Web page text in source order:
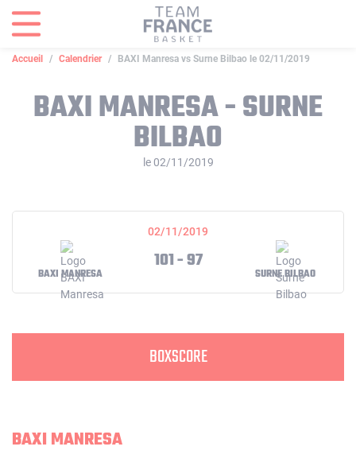
Accueil Calendrier BAXI Manresa vs Surne Bilbao le 02/11/2019
BAXI MANRESA - SURNE
BILBAO
le 02/11/2019
02/11/2019
BAXI MANRESA
101 - 97
SURNE BILBAO
BOXSCORE
BAXI MANRESA
Panneau de gestion des cookies